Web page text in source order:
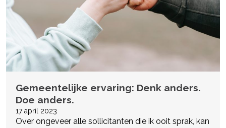
Gemeentelijke ervaring: Denk anders.
Doe anders.
17 april 2023
Over ongeveer alle sollicitanten die ik ooit sprak, kan